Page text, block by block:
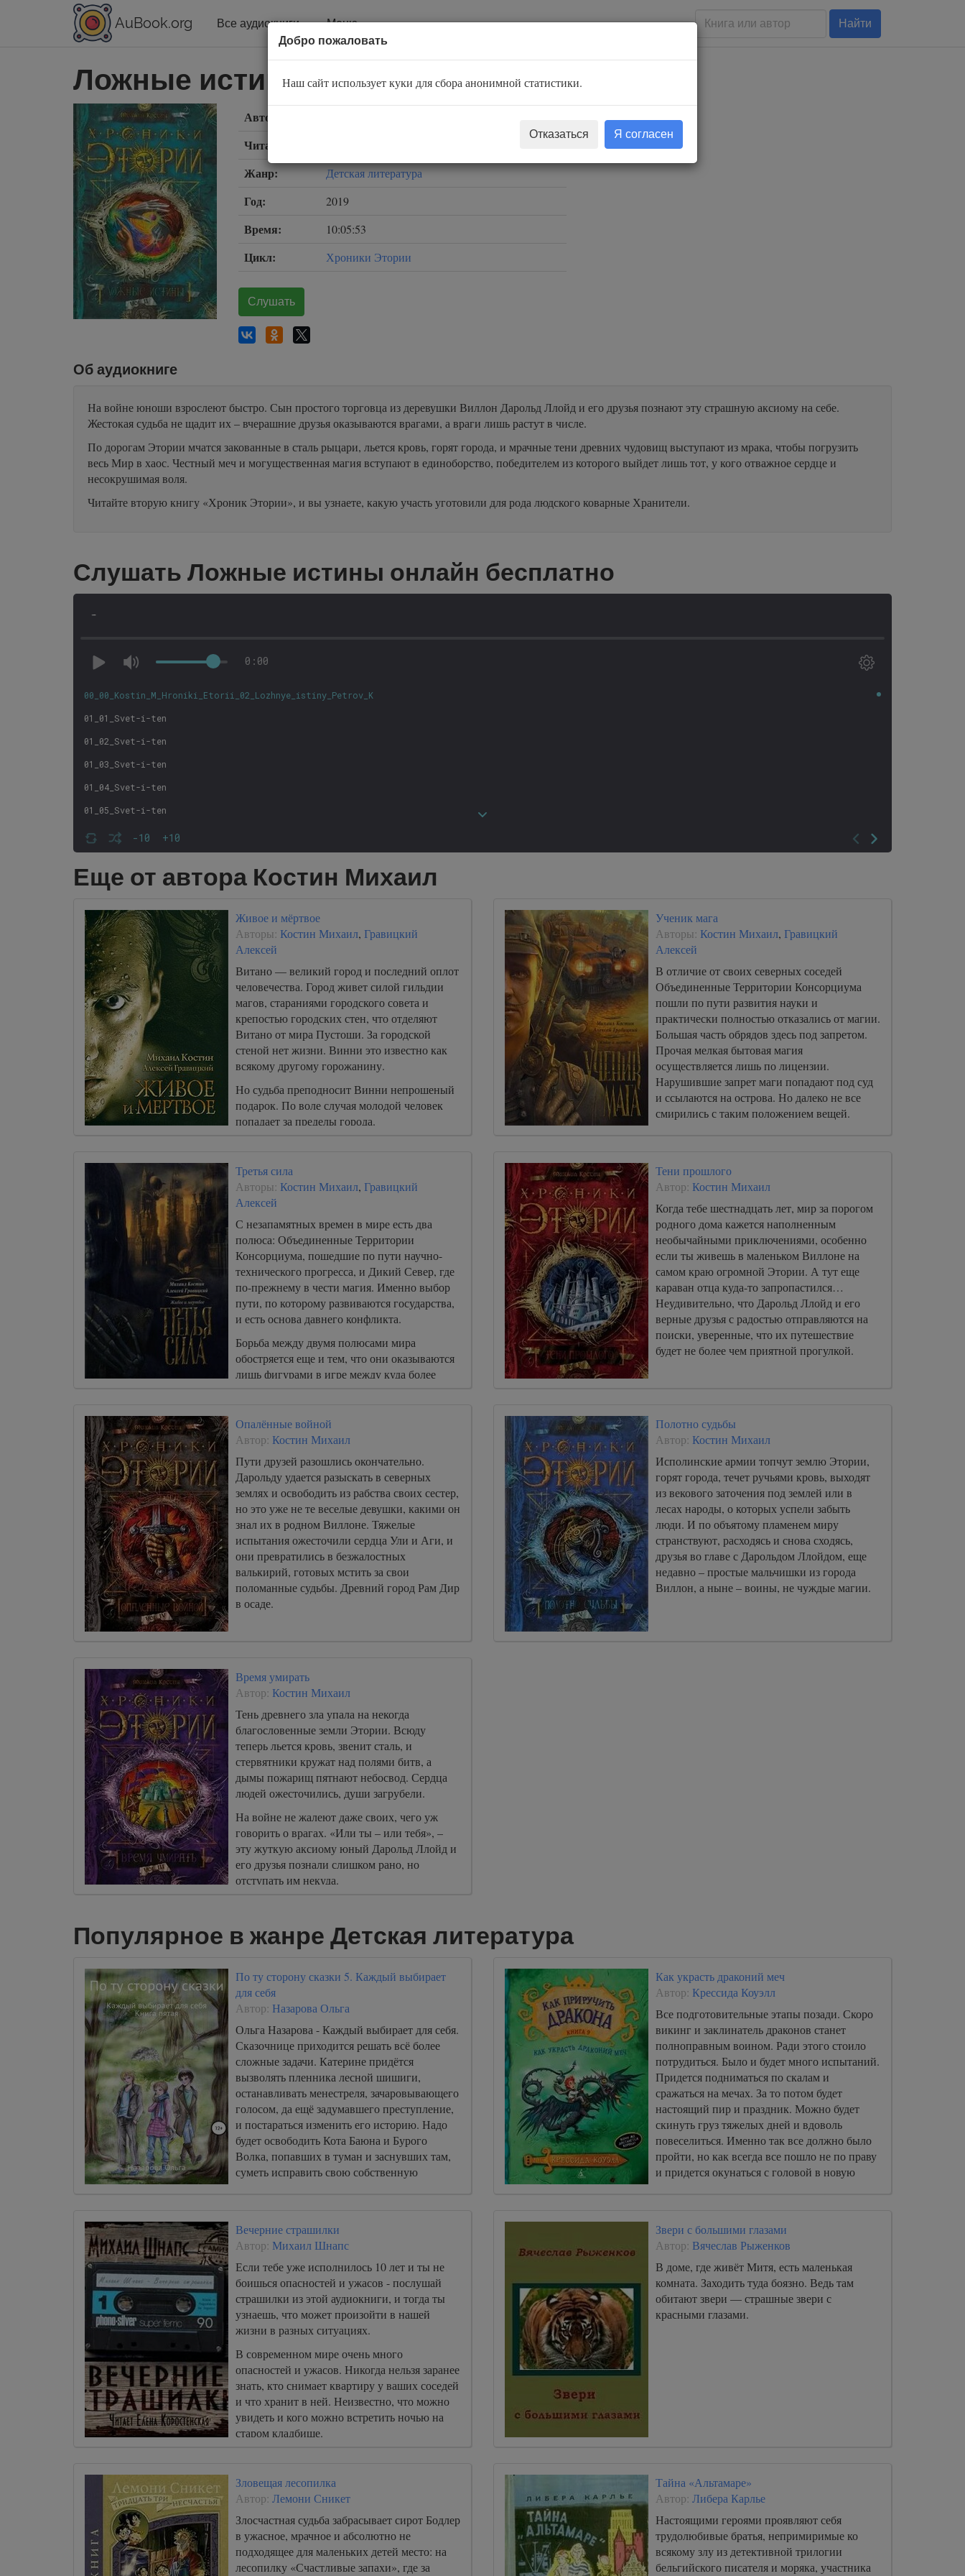
AuBook.org Все аудиокниги Меню Найти
Ложные истины
Автор:
Читает:
Жанр: Детская литература
Год: 2019
Время: 10:05:53
Цикл: Хроники Этории
Слушать
Об аудиокниге
На войне юноши взрослеют быстро. Сын простого торговца из деревушки Виллон Дарольд Ллойд и его друзья познают эту страшную аксиому на себе.
Жестокая судьба не щадит их – вчерашние друзья оказываются врагами, а враги лишь растут в числе.
По дорогам Этории мчатся закованные в сталь рыцари, льется кровь, горят города, и мрачные тени древних чудовищ выступают из мрака, чтобы погрузить
весь Мир в хаос. Честный меч и могущественная магия вступают в единоборство, победителем из которого выйдет лишь тот, у кого отважное сердце и
несокрушимая воля.
Читайте вторую книгу «Хроник Этории», и вы узнаете, какую участь уготовили для рода людского коварные Хранители.
Слушать Ложные истины онлайн бесплатно
-
0:00
-10 +10
00_00_Kostin_M_Hroniki_Etorii_02_Lozhnye_istiny_Petrov_K
01_01_Svet-i-ten
01_02_Svet-i-ten
01_03_Svet-i-ten
01_04_Svet-i-ten
01_05_Svet-i-ten
01_06_Svet-i-ten
01_07_Svet-i-ten
01_08_Svet-i-ten
02_01_Druzya-vragi
02_02_Druzya-vragi
02_03_Druzya-vragi
02_04_Druzya-vragi
02_05_Druzya-vragi
02_06_Druzya-vragi
02_07_Druzya-vragi
02_08_Druzya-vragi
02_09_Druzya-vragi
02_12_Druzya-vragi
02_13_Druzya-vragi
03_01_Veter-s-severa
03_02_Veter-s-severa
03_03_Veter-s-severa
03_04_Veter-s-severa
03_05_Veter-s-severa
03_06_Veter-s-severa
03_07_Veter-s-severa
Еще от автора Костин Михаил
Живое и мёртвое
Авторы: Костин Михаил, Гравицкий
Алексей
Витано — великий город и последний оплот
человечества. Город живет силой гильдии
магов, стараниями городского совета и
крепостью городских стен, что отделяют
Витано от мира Пустоши. За городской
стеной нет жизни. Винни это известно как
всякому другому горожанину.
Но судьба преподносит Винни непрошеный
подарок. По воле случая молодой человек
попадает за пределы города.
Ученик мага
Авторы: Костин Михаил, Гравицкий
Алексей
В отличие от своих северных соседей
Объединенные Территории Консорциума
пошли по пути развития науки и
практически полностью отказались от магии.
Большая часть обрядов здесь под запретом.
Прочая мелкая бытовая магия
осуществляется лишь по лицензии.
Нарушившие запрет маги попадают под суд
и ссылаются на острова. Но далеко не все
смирились с таким положением вещей.
Третья сила
Авторы: Костин Михаил, Гравицкий
Алексей
С незапамятных времен в мире есть два
полюса: Объединенные Территории
Консорциума, пошедшие по пути научно-
технического прогресса, и Дикий Север, где
по-прежнему в чести магия. Именно выбор
пути, по которому развиваются государства,
и есть основа давнего конфликта.
Борьба между двумя полюсами мира
обостряется еще и тем, что они оказываются
лишь фигурами в игре между куда более
Тени прошлого
Автор: Костин Михаил
Когда тебе шестнадцать лет, мир за порогом
родного дома кажется наполненным
необычайными приключениями, особенно
если ты живешь в маленьком Виллоне на
самом краю огромной Этории. А тут еще
караван отца куда-то запропастился…
Неудивительно, что Дарольд Ллойд и его
верные друзья с радостью отправляются на
поиски, уверенные, что их путешествие
будет не более чем приятной прогулкой.
Опалённые войной
Автор: Костин Михаил
Пути друзей разошлись окончательно.
Дарольду удается разыскать в северных
землях и освободить из рабства своих сестер,
но это уже не те веселые девушки, какими он
знал их в родном Виллоне. Тяжелые
испытания ожесточили сердца Ули и Аги, и
они превратились в безжалостных
валькирий, готовых мстить за свои
поломанные судьбы. Древний город Рам Дир
в осаде.
Полотно судьбы
Автор: Костин Михаил
Исполинские армии топчут землю Этории,
горят города, течет ручьями кровь, выходят
из векового заточения под землей или в
лесах народы, о которых успели забыть
люди. И по объятому пламенем миру
странствуют, расходясь и снова сходясь,
друзья во главе с Дарольдом Ллойдом, еще
недавно – простые мальчишки из города
Виллон, а ныне – воины, не чуждые магии.
Время умирать
Автор: Костин Михаил
Тень древнего зла упала на некогда
благословенные земли Этории. Всюду
теперь льется кровь, звенит сталь, и
стервятники кружат над полями битв, а
дымы пожарищ пятнают небосвод. Сердца
людей ожесточились, души загрубели.
На войне не жалеют даже своих, чего уж
говорить о врагах. «Или ты – или тебя», –
эту жуткую аксиому юный Дарольд Ллойд и
его друзья познали слишком рано, но
отступать им некуда.
Популярное в жанре Детская литература
По ту сторону сказки 5. Каждый выбирает
для себя
Автор: Назарова Ольга
Ольга Назарова - Каждый выбирает для себя.
Сказочнице приходится решать всё более
сложные задачи. Катерине придётся
вызволять пленника лесной шишиги,
останавливать менестреля, зачаровывающего
голосом, да ещё задумавшего преступление,
и постараться изменить его историю. Надо
будет освободить Кота Баюна и Бурого
Волка, попавших в туман и заснувших там,
суметь исправить свою собственную
Как украсть драконий меч
Автор: Крессида Коуэлл
Все подготовительные этапы позади. Скоро
викинг и заклинатель драконов станет
полноправным воином. Ради этого стоило
потрудиться. Было и будет много испытаний.
Придется подниматься по скалам и
сражаться на мечах. За то потом будет
настоящий пир и праздник. Можно будет
скинуть груз тяжелых дней и вдоволь
повеселиться. Именно так все должно было
пройти, но как всегда все пошло не по праву
и придется окунаться с головой в новую
Вечерние страшилки
Автор: Михаил Шнапс
Если тебе уже исполнилось 10 лет и ты не
боишься опасностей и ужасов - послушай
страшилки из этой аудиокниги, и тогда ты
узнаешь, что может произойти в нашей
жизни в разных ситуациях.
В современном мире очень много
опасностей и ужасов. Никогда нельзя заранее
знать, кто снимает квартиру у ваших соседей
и что хранит в ней. Неизвестно, что можно
увидеть и кого можно встретить ночью на
старом кладбище.
Звери с большими глазами
Автор: Вячеслав Рыженков
В доме, где живёт Митя, есть маленькая
комната. Заходить туда боязно. Ведь там
обитают звери — страшные звери с
красными глазами.
Зловещая лесопилка
Автор: Лемони Сникет
Злосчастная судьба забрасывает сирот Бодлер
в ужасное, мрачное и абсолютно не
подходящее для маленьких детей место: на
лесопилку «Счастливые запахи», где за
Тайна «Альтамаре»
Автор: Либера Карлье
Настоящими героями проявляют себя
трудолюбивые братья, непримиримые ко
всякому злу из детективной трилогии
бельгийского писателя и моряка, участника
Добро пожаловать
Наш сайт использует куки для сбора анонимной статистики.
Отказаться Я согласен